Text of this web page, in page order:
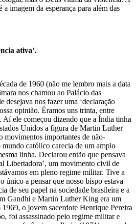
a imagem da esperança para além das
ativa’.
de 1960 (não me lembro mais a data
nos chamou ao Palácio das
desejava nos fazer uma ‘declaração
opinião. Éramos uns trinta, entre
Aí ele começou dizendo que a Índia tinha
Unidos a figura de Martin Luther
movimentos importantes de não-
católico carecia de um amplo
linha. Declarou então que pensava
Libertadora’, um movimento civil de
em pleno regime militar. Tive a
único a pensar que nosso bispo estava
de seu papel na sociedade brasileira e a
Gandhi e Martin Luther King era um
o jovem sacerdote Henrique Pereira
foi assassinado pelo regime militar e